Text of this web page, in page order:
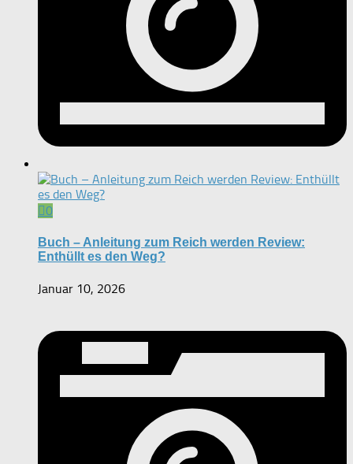
0
Buch – Anleitung zum Reich werden Review:
Enthüllt es den Weg?
Januar 10, 2026